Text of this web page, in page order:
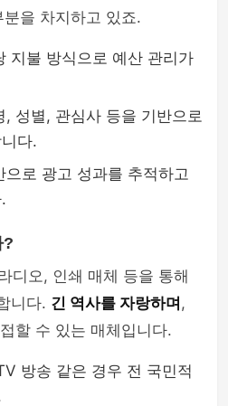
을 차지하고 있죠.
지불 방식으로 예산 관리가
, 성별, 관심사 등을 기반으로
다.
로 광고 성과를 추적하고
?
디오, 인쇄 매체 등을 통해
니다. 긴 역사를 자랑하며 ,
할 수 있는 매체입니다.
방송 같은 경우 전 국민적